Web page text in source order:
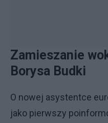
Zamieszanie
Borysa Budki
O nowej asystentce
jako pierwszy